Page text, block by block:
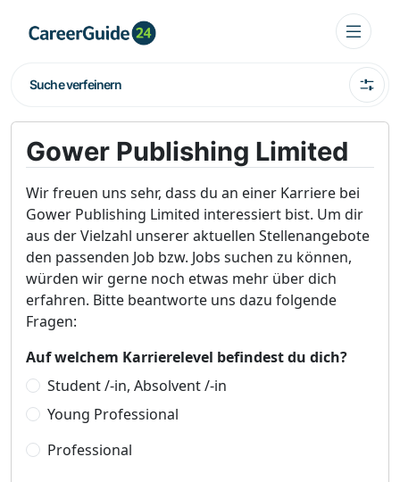
Suche verfeinern
Gower Publishing Limited
Wir freuen uns sehr, dass du an einer Karriere bei
Gower Publishing Limited interessiert bist. Um dir
aus der Vielzahl unserer aktuellen Stellenangebote
den passenden Job bzw. Jobs suchen zu können,
würden wir gerne noch etwas mehr über dich
erfahren. Bitte beantworte uns dazu folgende
Fragen:
Auf welchem Karrierelevel befindest du dich?
Student /-in, Absolvent /-in
Young Professional
Professional